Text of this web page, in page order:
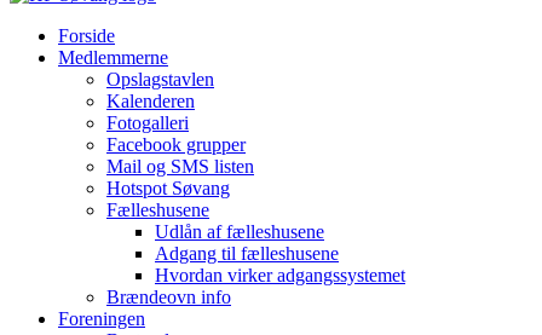
Forside
Medlemmerne
Opslagstavlen
Kalenderen
Fotogalleri
Facebook grupper
Mail og SMS listen
Hotspot Søvang
Fælleshusene
Udlån af fælleshusene
Adgang til fælleshusene
Hvordan virker adgangssystemet
Brændeovn info
Foreningen